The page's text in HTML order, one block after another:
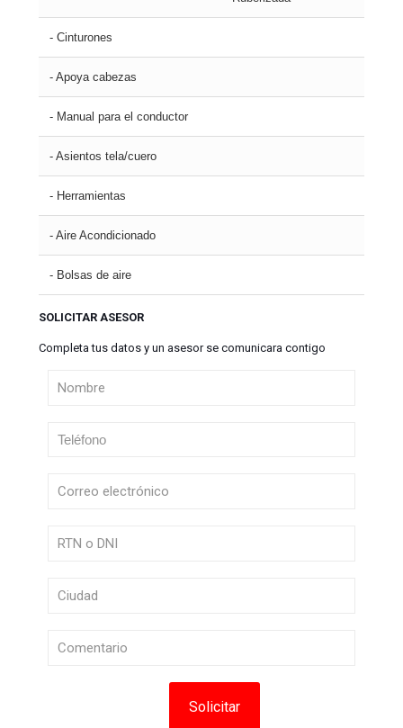
- Cinturones
- Apoya cabezas
- Manual para el conductor
- Asientos tela/cuero
- Herramientas
- Aire Acondicionado
- Bolsas de aire
SOLICITAR ASESOR
Completa tus datos y un asesor se comunicara contigo